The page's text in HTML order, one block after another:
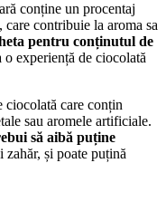
conține un procentaj
care contribuie la aroma sa
pentru conținutul de
o experiență de ciocolată
ciocolată care conțin
sau aromele artificiale.
să aibă puține
zahăr, și poate puțină